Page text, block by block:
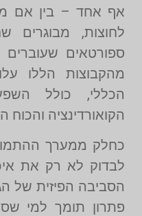
אף אחד – בין אם
לחוצות, מבוגרים
ספורטאים שעוברים
מהקבוצות הללו
הכללי, כולל
הקואורדינציה והכוח
כחלק ממערך
לבדוק לא רק את
הסביבה הפיזית של
פתרון תומך למי